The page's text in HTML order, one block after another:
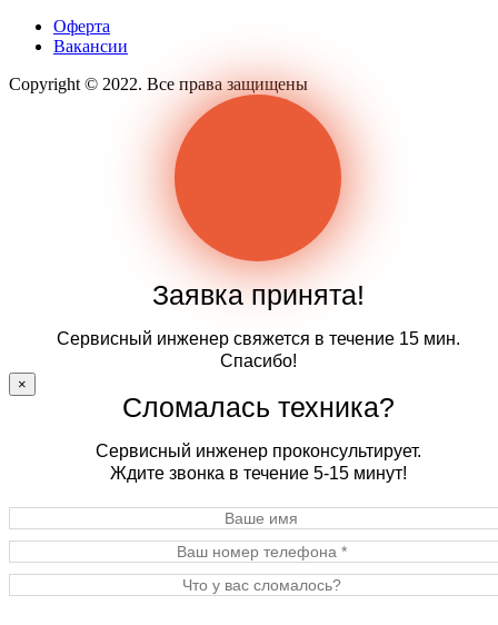
Оферта
Вакансии
Copyright © 2022. Все права защищены
Заявка принята!
Сервисный инженер свяжется в течение 15 мин.
Спасибо!
×
Сломалась техника?
Сервисный инженер проконсультирует.
Ждите звонка в течение 5-15 минут!